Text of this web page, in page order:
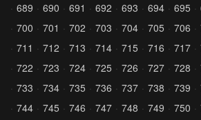
689
690 691 692 693 694 695
700
701 702 703 704 705 706
711
712 713 714 715 716 717
722
723 724 725 726 727 728
733
734 735 736 737 738 739
744
745 746 747 748 749 750